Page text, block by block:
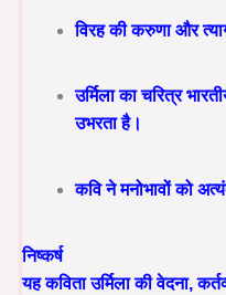
विरह की करुणा और
उर्मिला का चरित्र
उभरता है।
कवि ने मनोभावों को
निष्कर्ष
यह कविता उर्मिला की वेदना,